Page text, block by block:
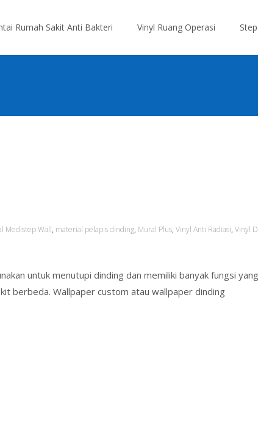
Rumah Sakit Anti Bakteri Vinyl Ruang Operasi
Medistep Wall, material pelapis dinding, Mural Plus, Vinyl Anti Radiasi, Vinyl
untuk menutupi dinding dan memiliki banyak fungsi
berbeda. Wallpaper custom atau wallpaper dinding